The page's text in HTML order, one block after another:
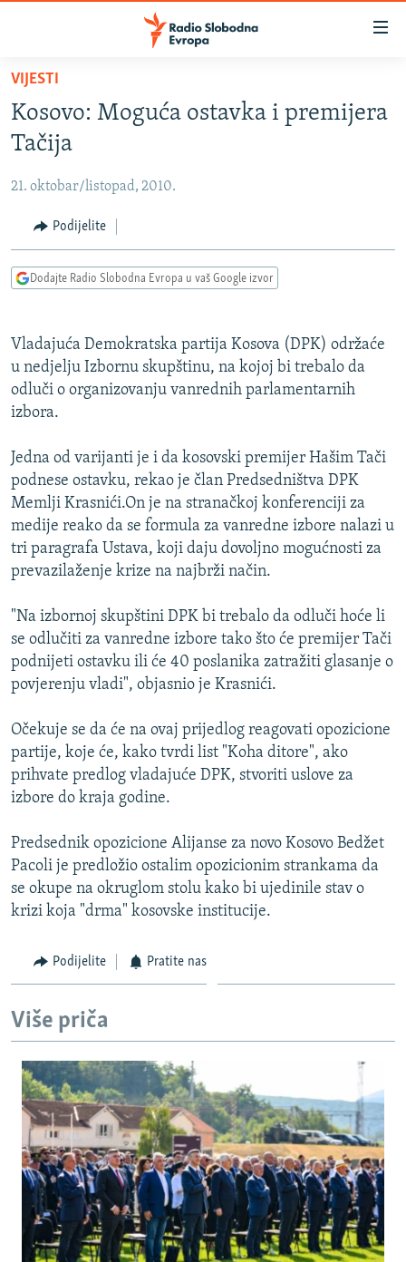
Pređite
glavni
sadržaj
na
navigaciju
Pređite
na
BOSNA I HERCEGOVINA
SRBIJA
KOSOVO
CRNA GORA
VIDEO
INFOGRAFIKE
PODCASTI
KINA NA BALKANU
RSE PRIČE IZ SVIJETA
ISPRIČAJ MI
DNEVNO@RSE
SPECIJALI RSE
VIŠE OD NASLOVA
GENOCID U SREBRENICI
TV LIBERTY
POST SCRIPTUM
MOJA EVROPA
SVE KARTE DEJTONA
NASTANAK I RASPAD JUGOSLAVIJE
PRATITE NAS
Sve RFE/RL stranice
VIJESTI
Kosovo: Moguća ostavka i premijera
Tačija
21. oktobar/listopad, 2010.
Podijelite
Dodajte Radio Slobodna Evropa u vaš Google izvor
Vladajuća Demokratska partija Kosova (DPK) održaće
u nedjelju Izbornu skupštinu, na kojoj bi trebalo da
odluči o organizovanju vanrednih parlamentarnih
izbora.
Jedna od varijanti je i da kosovski premijer Hašim Tači
podnese ostavku, rekao je član Predsedništva DPK
Memlji Krasnići.On je na stranačkoj konferenciji za
medije reako da se formula za vanredne izbore nalazi u
tri paragrafa Ustava, koji daju dovoljno mogućnosti za
prevazilaženje krize na najbrži način.
"Na izbornoj skupštini DPK bi trebalo da odluči hoće li
se odlučiti za vanredne izbore tako što će premijer Tači
podnijeti ostavku ili će 40 poslanika zatražiti glasanje o
povjerenju vladi", objasnio je Krasnići.
Očekuje se da će na ovaj prijedlog reagovati opozicione
partije, koje će, kako tvrdi list "Koha ditore", ako
prihvate predlog vladajuće DPK, stvoriti uslove za
izbore do kraja godine.
Predsednik opozicione Alijanse za novo Kosovo Bedžet
Pacoli je predložio ostalim opozicionim strankama da
se okupe na okruglom stolu kako bi ujedinile stav o
krizi koja "drma" kosovske institucije.
Podijelite Pratite nas
Više priča